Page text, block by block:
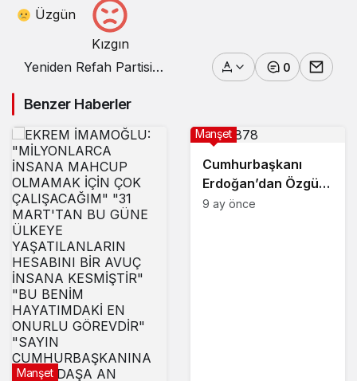
Üzgün
Kızgın
Yeniden Refah Partisi
Adayı Önder Tanır’a
0
Benzer Haberler
Manşet
Cumhurbaşkanı
Erdoğan’dan Özgür
Özele tepki:
Manşet
9 ay önce